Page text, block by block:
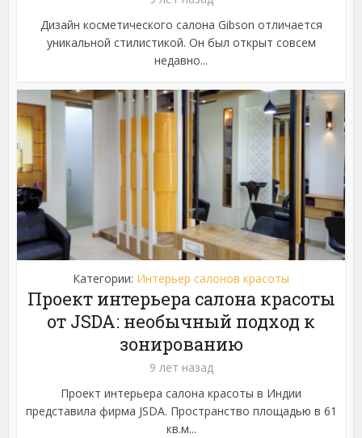
Дизайн косметического салона Gibson отличается
уникальной стилистикой. Он был открыт совсем
недавно...
Категории: Интерьер салонов красоты
Проект интерьера салона красоты
от JSDA: необычный подход к
зонированию
9 лет назад
Проект интерьера салона красоты в Индии
представила фирма JSDA. Пространство площадью в 61
кв.м...